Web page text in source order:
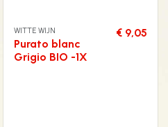
WITTE WIJN
Purato blanc
Grigio BIO -1X
€ 9,05